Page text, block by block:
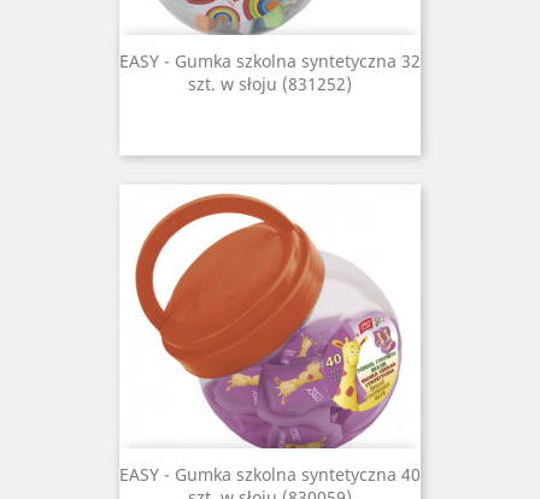
EASY - Gumka szkolna syntetyczna 32
szt. w słoju (831252)
EASY - Gumka szkolna syntetyczna 40